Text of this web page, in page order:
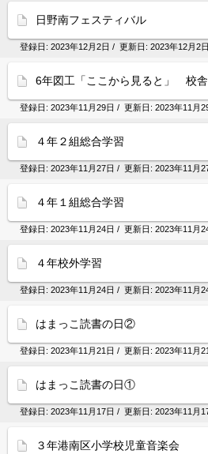
日野南フェスティバル
登録日: 2023年12月2日 / 更新日: 2023年12月2日
6年図工「ここから見ると」 校舎
登録日: 2023年11月29日 / 更新日: 2023年11月
４年２組総合学習
登録日: 2023年11月27日 / 更新日: 2023年11月
４年１組総合学習
登録日: 2023年11月24日 / 更新日: 2023年11月
４年校外学習
登録日: 2023年11月24日 / 更新日: 2023年11月
はまっこ読書の日②
登録日: 2023年11月21日 / 更新日: 2023年11月
はまっこ読書の日①
登録日: 2023年11月17日 / 更新日: 2023年11月
３年港南区小学校児童音楽会